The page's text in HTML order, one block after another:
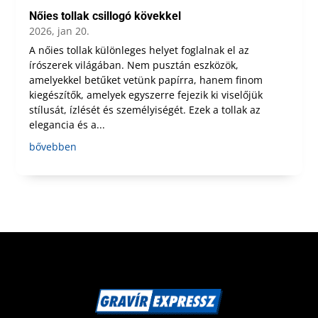
Nőies tollak csillogó kövekkel
2026, jan 20.
A nőies tollak különleges helyet foglalnak el az
írószerek világában. Nem pusztán eszközök,
amelyekkel betűket vetünk papírra, hanem finom
kiegészítők, amelyek egyszerre fejezik ki viselőjük
stílusát, ízlését és személyiségét. Ezek a tollak az
elegancia és a...
bővebben